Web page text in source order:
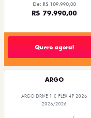
De: R$ 109.990,00
R$ 79.990,00
Quero agora!
ARGO
ARGO DRIVE 1.0 FLEX 4P 2026
2026/2026